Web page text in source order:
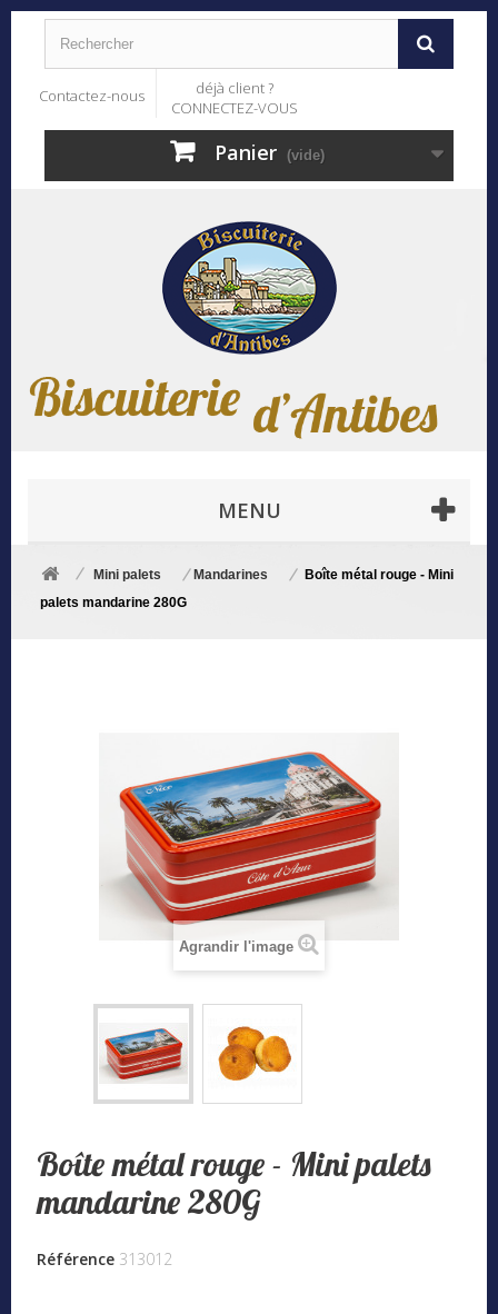
Contactez-nous
déjà client ?
CONNECTEZ-VOUS
Panier (vide)
MENU
Mini palets Mandarines
Boîte métal rouge - Mini
palets mandarine 280G
Agrandir l'image
Boîte métal rouge - Mini palets
mandarine 280G
Référence 313012